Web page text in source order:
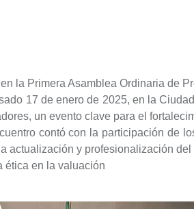
la Primera Asamblea Ordinaria de
17 de enero de 2025, en la
un evento clave para el
contó con la participación de
actualización y profesionalización
ética en la valuación